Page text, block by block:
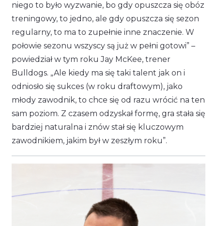
niego to było wyzwanie, bo gdy opuszcza się obóz
treningowy, to jedno, ale gdy opuszcza się sezon
regularny, to ma to zupełnie inne znaczenie. W
połowie sezonu wszyscy są już w pełni gotowi” –
powiedział w tym roku Jay McKee, trener
Bulldogs. „Ale kiedy ma się taki talent jak on i
odniosło się sukces (w roku draftowym), jako
młody zawodnik, to chce się od razu wrócić na ten
sam poziom. Z czasem odzyskał formę, gra stała się
bardziej naturalna i znów stał się kluczowym
zawodnikiem, jakim był w zeszłym roku”.